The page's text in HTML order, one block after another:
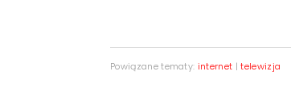
Powiązane tematy: internet |telewizja